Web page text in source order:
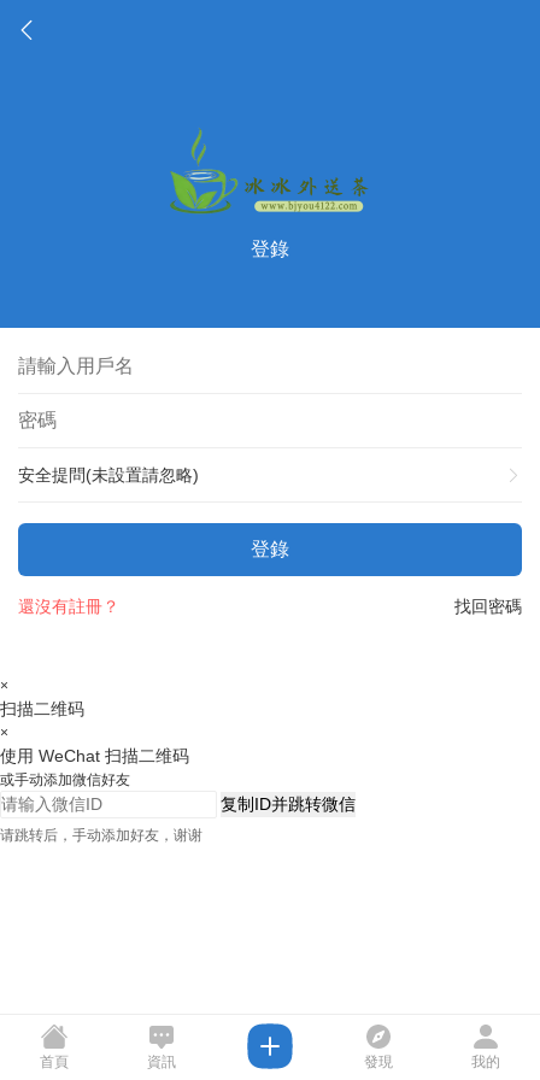
登錄
安全提問(未設置請忽略)
登錄
找回密碼
還沒有註冊？
×
扫描二维码
×
使用 WeChat 扫描二维码
或手动添加微信好友
复制ID并跳转微信
请跳转后，手动添加好友，谢谢
首頁 資訊 發現 我的